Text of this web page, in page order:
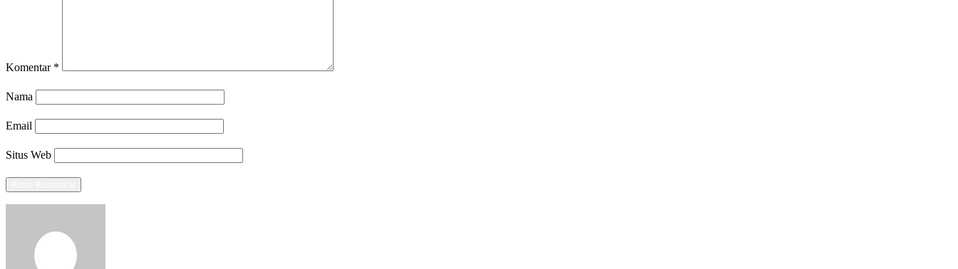
Komentar *
Nama
Email
Situs Web